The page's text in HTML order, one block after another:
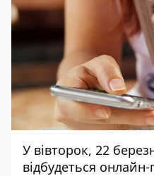
У вівторок, 22
відбудеться